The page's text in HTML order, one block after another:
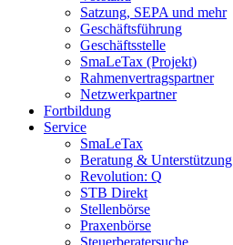
Satzung, SEPA und mehr
Geschäftsführung
Geschäftsstelle
SmaLeTax (Projekt)
Rahmenvertragspartner
Netzwerkpartner
Fortbildung
Service
SmaLeTax
Beratung & Unterstützung
Revolution: Q
STB Direkt
Stellenbörse
Praxenbörse
Steuerberatersuche